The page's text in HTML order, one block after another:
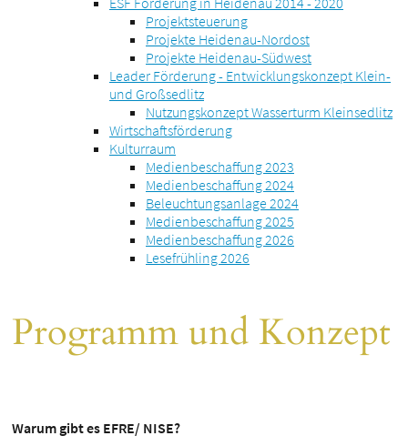
Projektsteuerung
Projekte Heidenau-Nordost
Projekte Heidenau-Südwest
Leader Förderung - Entwicklungskonzept Klein-
und Großsedlitz
Nutzungskonzept Wasserturm Kleinsedlitz
Wirtschaftsförderung
Kulturraum
Medienbeschaffung 2023
Medienbeschaffung 2024
Beleuchtungsanlage 2024
Medienbeschaffung 2025
Medienbeschaffung 2026
Lesefrühling 2026
Programm und Konzept
Warum gibt es EFRE/ NISE?